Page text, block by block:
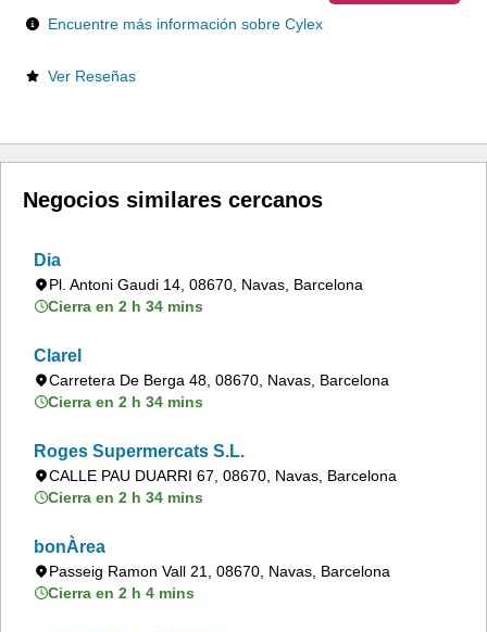
Encuentre más información sobre Cylex
Ver Reseñas
Negocios similares cercanos
Dia
Pl. Antoni Gaudi 14, 08670, Navas, Barcelona
Cierra en 2 h 34 mins
Clarel
Carretera De Berga 48, 08670, Navas, Barcelona
Cierra en 2 h 34 mins
Roges Supermercats S.L.
CALLE PAU DUARRI 67, 08670, Navas, Barcelona
Cierra en 2 h 34 mins
bonÀrea
Passeig Ramon Vall 21, 08670, Navas, Barcelona
Cierra en 2 h 4 mins